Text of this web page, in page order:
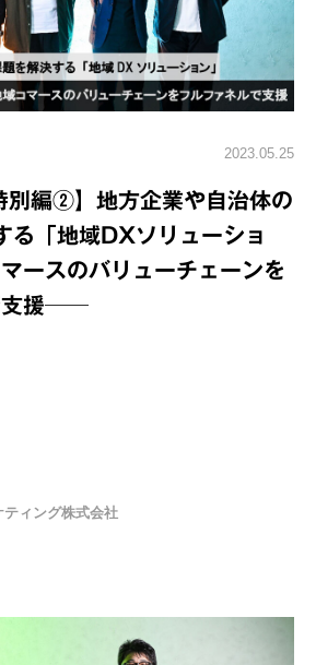
2023.05.25
編②】地方企業や自治体の
る「地域DXソリューショ
ースのバリューチェーンを
支援──
ティング株式会社